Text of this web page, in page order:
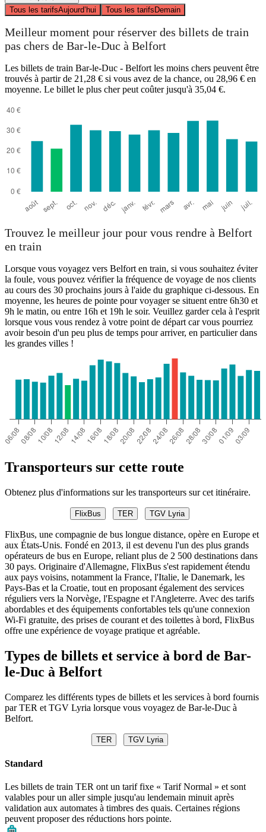
Tous les tarifsAujourd’hui Tous les tarifsDemain
Meilleur moment pour réserver des billets de train
pas chers de Bar-le-Duc à Belfort
Les billets de train Bar-le-Duc - Belfort les moins chers peuvent être
trouvés à partir de 21,28 € si vous avez de la chance, ou 28,96 € en
moyenne. Le billet le plus cher peut coûter jusqu'à 35,04 €.
Trouvez le meilleur jour pour vous rendre à Belfort
en train
Lorsque vous voyagez vers Belfort en train, si vous souhaitez éviter
la foule, vous pouvez vérifier la fréquence de voyage de nos clients
au cours des 30 prochains jours à l'aide du graphique ci-dessous. En
moyenne, les heures de pointe pour voyager se situent entre 6h30 et
9h le matin, ou entre 16h et 19h le soir. Veuillez garder cela à l'esprit
lorsque vous vous rendez à votre point de départ car vous pourriez
avoir besoin d'un peu plus de temps pour arriver, en particulier dans
les grandes villes !
Transporteurs sur cette route
Obtenez plus d'informations sur les transporteurs sur cet itinéraire.
FlixBus TER TGV Lyria
FlixBus, une compagnie de bus longue distance, opère en Europe et
aux États-Unis. Fondé en 2013, il est devenu l'un des plus grands
opérateurs de bus en Europe, reliant plus de 2 500 destinations dans
30 pays. Originaire d'Allemagne, FlixBus s'est rapidement étendu
aux pays voisins, notamment la France, l'Italie, le Danemark, les
Pays-Bas et la Croatie, tout en proposant également des services
réguliers vers la Norvège, l'Espagne et l'Angleterre. Avec des tarifs
abordables et des équipements confortables tels qu'une connexion
Wi-Fi gratuite, des prises de courant et des toilettes à bord, FlixBus
offre une expérience de voyage pratique et agréable.
Types de billets et service à bord de Bar-
le-Duc à Belfort
Comparez les différents types de billets et les services à bord fournis
par TER et TGV Lyria lorsque vous voyagez de Bar-le-Duc à
Belfort.
TER TGV Lyria
Standard
Les billets de train TER ont un tarif fixe « Tarif Normal » et sont
valables pour un aller simple jusqu'au lendemain minuit après
validation aux automates à timbres des quais. Certaines régions
peuvent proposer des réductions hors pointe.